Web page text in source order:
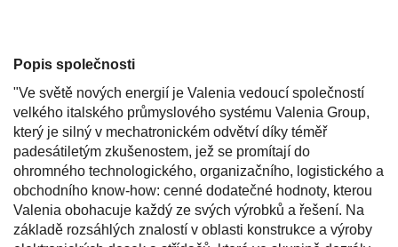
Popis společnosti
"Ve světě nových energií je Valenia vedoucí společností
velkého italského průmyslového systému Valenia Group,
který je silný v mechatronickém odvětví díky téměř
padesátiletým zkušenostem, jež se promítají do
ohromného technologického, organizačního, logistického a
obchodního know-how: cenné dodatečné hodnoty, kterou
Valenia obohacuje každý ze svých výrobků a řešení. Na
základě rozsáhlých znalostí v oblasti konstrukce a výroby